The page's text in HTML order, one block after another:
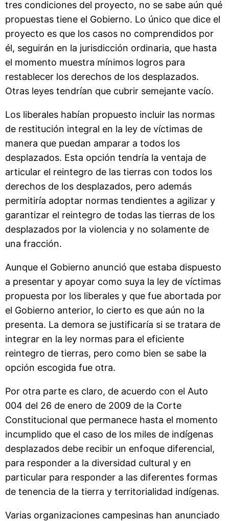
tres condiciones del proyecto, no se sabe aún qué
propuestas tiene el Gobierno. Lo único que dice el
proyecto es que los casos no comprendidos por
él, seguirán en la jurisdicción ordinaria, que hasta
el momento muestra mínimos logros para
restablecer los derechos de los desplazados.
Otras leyes tendrían que cubrir semejante vacío.
Los liberales habían propuesto incluir las normas
de restitución integral en la ley de víctimas de
manera que puedan amparar a todos los
desplazados. Esta opción tendría la ventaja de
articular el reintegro de las tierras con todos los
derechos de los desplazados, pero además
permitiría adoptar normas tendientes a agilizar y
garantizar el reintegro de todas las tierras de los
desplazados por la violencia y no solamente de
una fracción.
Aunque el Gobierno anunció que estaba dispuesto
a presentar y apoyar como suya la ley de víctimas
propuesta por los liberales y que fue abortada por
el Gobierno anterior, lo cierto es que aún no la
presenta. La demora se justificaría si se tratara de
integrar en la ley normas para el eficiente
reintegro de tierras, pero como bien se sabe la
opción escogida fue otra.
Por otra parte es claro, de acuerdo con el Auto
004 del 26 de enero de 2009 de la Corte
Constitucional que permanece hasta el momento
incumplido que el caso de los miles de indígenas
desplazados debe recibir un enfoque diferencial,
para responder a la diversidad cultural y en
particular para responder a las diferentes formas
de tenencia de la tierra y territorialidad indígenas.
Varias organizaciones campesinas han anunciado